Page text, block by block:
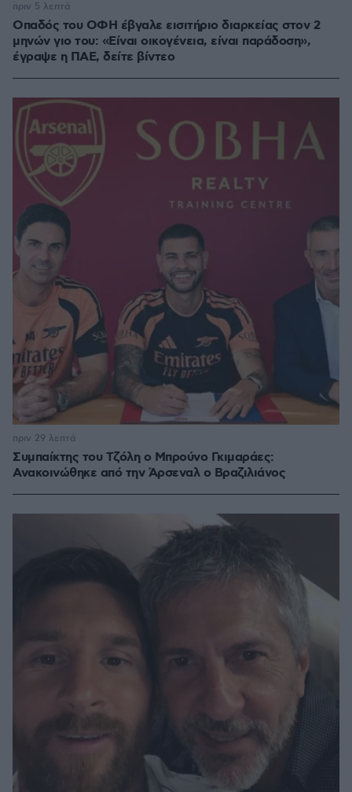
Οπαδός του ΟΦΗ έβγαλε εισιτήριο διαρκείας στον 2
μηνών γιο του: «Είναι οικογένεια, είναι παράδοση»,
έγραψε η ΠΑΕ, δείτε βίντεο
πριν 5 λεπτά
Συμπαίκτης του Τζόλη ο Μπρούνο Γκιμαράες:
Ανακοινώθηκε από την Άρσεναλ ο Βραζιλιάνος
πριν 29 λεπτά